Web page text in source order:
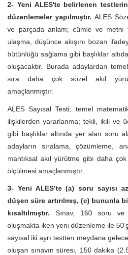
2- Yeni ALES'te belirlenen
düzenlemeler yapılmıştır. ALES
ve parçada anlam; cümle ve metni
ulaşma, düşünce akışını bozan
bütünlüğü sağlama gibi başlıklar
oluşacaktır. Burada adaylardan
sıra daha çok sözel akıl
amaçlanmıştır.
ALES Sayısal Testi; temel
ilişkilerden yararlanma; tekli, ikili ve
gibi başlıklar altında yer alan soru
adayların sıralama, çözümleme,
mantıksal akıl yürütme gibi daha
ölçülmesi amaçlanmıştır.
3- Yeni ALES’te (a) soru sayısı
düşen süre artırılmış, (c) bununla
kısaltılmıştır. Sınav, 160 soru
oluşmakta iken yeni düzenleme ile
sayısal iki ayrı testten meydana
oluşan sınavın süresi, 150 dakika